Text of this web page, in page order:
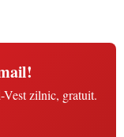
Vest zilnic, gratuit.